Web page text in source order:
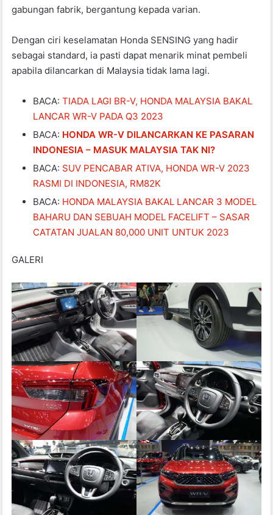
gabungan fabrik, bergantung kepada varian.
Dengan ciri keselamatan Honda SENSING yang hadir
sebagai standard, ia pasti dapat menarik minat pembeli
apabila dilancarkan di Malaysia tidak lama lagi.
BACA:TIADA LAGI BR-V, HONDA MALAYSIA BAKAL
LANCAR WR-V PADA Q3 2023
BACA: HONDA WR-V DILANCARKAN KE PASARAN
INDONESIA – MASUK MALAYSIA TAK NI?
BACA: SUV PENCABAR ATIVA, HONDA WR-V 2023
RASMI DI INDONESIA, RM82K
BACA: HONDA MALAYSIA BAKAL LANCAR 3 MODEL
BAHARU DAN SEBUAH MODEL FACELIFT – SASAR
CATATAN JUALAN 80,000 UNIT UNTUK 2023
GALERI